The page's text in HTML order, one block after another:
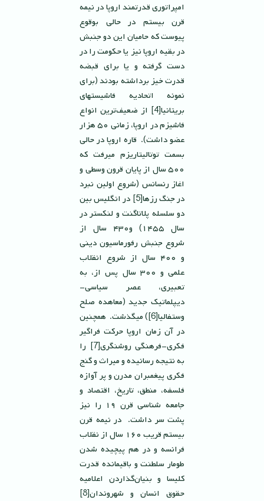
امپراتورى قدرتمند اروپا در نيمه
قرن بيستم در حالى بوقوع
پيوست كه حاميان اين دو جنبش
در بقيه اروپا نيز يا حكومت را در
دست گرفته و يا براى قبضه
قدرت خيز برداشته بودند (براى
نمونه اتحاديه فاشيستهاى
بريتانيا[4] از ضعيف‌ترين انواع
فاشيزم در اروپا، زمانى ٥٠ هزار
عضو داشت). قاره اروپا در حالى
بسمت توتاليتاريزم ميرفت كه
٥٠٠ سال از پايان قرون وسطى و
اغاز رنسانس (شروع اولين نبرد
در جنگ رزها[5] در انگليس بين
دو سلسله پلاتاگنت و لنكستر در
سال ١٤٥٥) و٤٣٠ سال از
شروع جنبش رفورماسيون دينى
و ٤٠٠ سال از شروع انقلاب
علمى و ٣٠٠ سال پس از، به
تعبيرى، عصر سياسى-
ديپلماتيك جديد (معاهده صلح
وستفاليا[6]) ميگذشت. همچنين
در آن زمان اروپا حركت فراگير
فكرى-فرهنگى روشنگرى[7] را
به نتيجه رسانيده و ميراث و گنج
فكرى پيغمبران مدرن و پر آوازه
فلسفه، منطق، تاريخ، اقتصاد و
جامعه شناسى قرن ١٩ را نيز
پشت سر داشت. در نیمه قرن
بیستم قريب ١٦٠ سال از نقلاب
فرانسه و در هم پیچیده شدن
طومار سلطنت و باقيمانده قدرت
كليسا و بنیان‌گذاردن اعلاميه
حقوق انسان و شهروندان[8]